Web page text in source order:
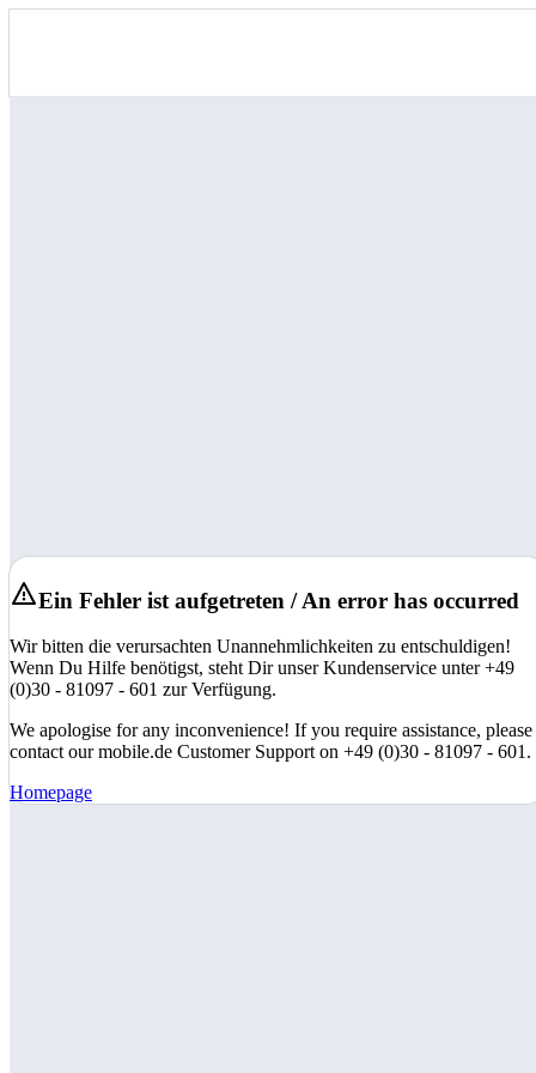
Ein Fehler ist aufgetreten / An error has occurred
Wir bitten die verursachten Unannehmlichkeiten zu entschuldigen!
Wenn Du Hilfe benötigst, steht Dir unser Kundenservice unter +49
(0)30 - 81097 - 601 zur Verfügung.
We apologise for any inconvenience! If you require assistance, please
contact our mobile.de Customer Support on +49 (0)30 - 81097 - 601.
Homepage